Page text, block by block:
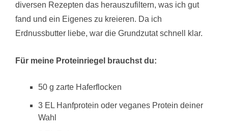
diversen Rezepten das herauszufiltern, was ich gut
fand und ein Eigenes zu kreieren. Da ich
Erdnussbutter liebe, war die Grundzutat schnell klar.
Für meine Proteinriegel brauchst du:
50 g zarte Haferflocken
3 EL Hanfprotein oder veganes Protein deiner
Wahl